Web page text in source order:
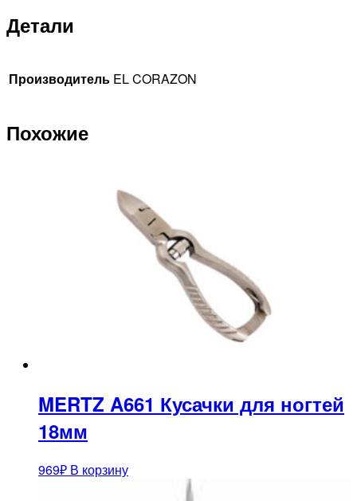
Детали
Производитель EL CORAZON
Похожие
MERTZ A661 Кусачки для ногтей
18мм
969₽ В корзину